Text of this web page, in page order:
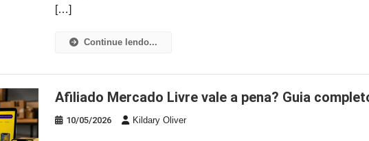
[…]
Continue lendo...
Afiliado Mercado Livre vale a pena? Guia
10/05/2026 Kildary Oliver